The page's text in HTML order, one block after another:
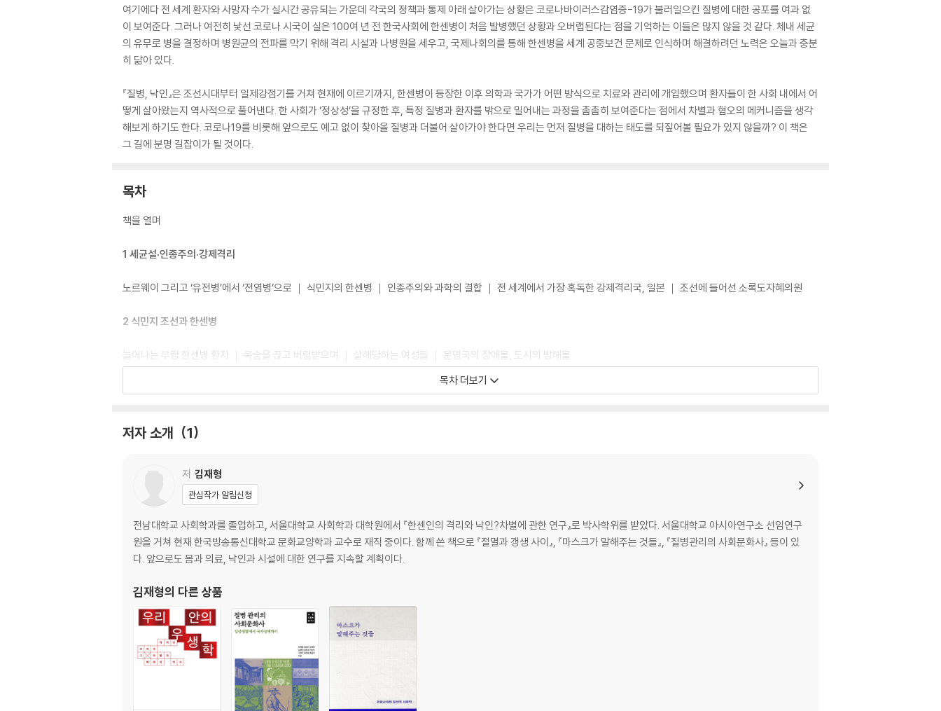
여기에다 전 세계 환자와 사망자 수가 실시간 공유되는 가운데 각국의 정책과 통제 아래 살아가는 상황은 코로나바이러스감염증-19가 불러일으킨 질병에 대한 공포를 여과 없
이 보여준다. 그러나 여전히 낯선 코로나 시국이 실은 100여 년 전 한국사회에 한센병이 처음 발병했던 상황과 오버랩된다는 점을 기억하는 이들은 많지 않을 것 같다. 체내 세균
의 유무로 병을 결정하며 병원균의 전파를 막기 위해 격리 시설과 나병원을 세우고, 국제나회의를 통해 한센병을 세계 공중보건 문제로 인식하며 해결하려던 노력은 오늘과 충분
히 닮아 있다.
『질병, 낙인』은 조선시대부터 일제강점기를 거쳐 현재에 이르기까지, 한센병이 등장한 이후 의학과 국가가 어떤 방식으로 치료와 관리에 개입했으며 환자들이 한 사회 내에서 어
떻게 살아왔는지 역사적으로 풀어낸다. 한 사회가 ‘정상성’을 규정한 후, 특정 질병과 환자를 밖으로 밀어내는 과정을 촘촘히 보여준다는 점에서 차별과 혐오의 메커니즘을 생각
해보게 하기도 한다. 코로나19를 비롯해 앞으로도 예고 없이 찾아올 질병과 더불어 살아가야 한다면 우리는 먼저 질병을 대하는 태도를 되짚어볼 필요가 있지 않을까? 이 책은
그 길에 분명 길잡이가 될 것이다.
목차
책을 열며
1 세균설·인종주의·강제격리
노르웨이 그리고 ‘유전병’에서 ‘전염병’으로 ｜ 식민지의 한센병 ｜ 인종주의와 과학의 결합 ｜ 전 세계에서 가장 혹독한 강제격리국, 일본 ｜ 조선에 들어선 소록도자혜의원
2 식민지 조선과 한센병
늘어나는 부랑 한센병 환자 ｜ 목숨을 끊고 버림받으며 ｜ 살해당하는 여성들 ｜ 문명국의 장애물, 도시의 방해물
죽어서도 나올 수 없는 곳 ｜ 강제노동 속으로 ｜ 죽음의 섬 ｜ 단종수술과 낙태수술 ｜ 스오 마사스에 그리고 이춘상
5 해방된 조국, 해방되지 못한 사람들
84인 학살사건 ｜ 처치해야 할 ‘문둥이’ ｜ 넘쳐나는 환자와 미군정의 개입 ｜ 전국으로 확대된 한센병 수용소 ｜ 「전염병예방법」의 제정과 한센병 정책
6 개혁과 반동의 시간
소록도의 르네상스 ｜ 다시 식민지로 ｜ 저항하는 환자들 ｜ 단종과 낙태의 부활
7 죽여도 되는, 죽여야 하는
재정 부족과 모금운동 ｜ 한센병 환자 마을의 등장 ｜ 민족적 수치와 학살
목차 더보기
저자 소개 1
저 김재형
관심작가 알림신청
전남대학교 사회학과를 졸업하고, 서울대학교 사회학과 대학원에서 『한센인의 격리와 낙인?차별에 관한 연구』로 박사학위를 받았다. 서울대학교 아시아연구소 선임연구
원을 거쳐 현재 한국방송통신대학교 문화교양학과 교수로 재직 중이다. 함께 쓴 책으로 『절멸과 갱생 사이』, 『마스크가 말해주는 것들』, 『질병관리의 사회문화사』 등이 있
다. 앞으로도 몸과 의료, 낙인과 시설에 대한 연구를 지속할 계획이다.
김재형의 다른 상품